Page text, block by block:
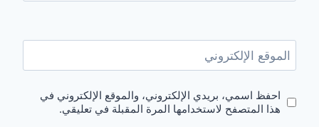
الموقع الإلكتروني
احفظ اسمي، بريدي الإلكتروني، والموقع الإلكتروني في
هذا المتصفح لاستخدامها المرة المقبلة في تعليقي.